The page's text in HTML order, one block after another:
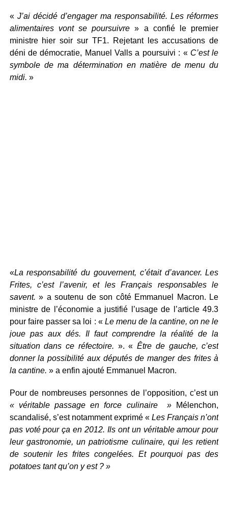
« J’ai décidé d’engager ma responsabilité. Les réformes
alimentaires vont se poursuivre» a confié le premier
ministre hier soir sur TF1. Rejetant les accusations de
déni de démocratie, Manuel Valls a poursuivi : «C’est le
symbole de ma détermination en matière de menu du
midi. »
«La responsabilité du gouvernent, c’était d’avancer. Les
Frites, c’est l’avenir, et les Français responsables le
savent.» a soutenu de son côté Emmanuel Macron. Le
ministre de l’économie a justifié l’usage de l’article 49.3
pour faire passer sa loi : «Le menu de la cantine, on ne le
joue pas aux dés. Il faut comprendre la réalité de la
situation dans ce réfectoire. ». «Être de gauche, c’est
donner la possibilité aux députés de manger des frites à
la cantine. » a enfin ajouté Emmanuel Macron.
Pour de nombreuses personnes de l’opposition, c’est un
« véritable passage en force culinaire » Mélenchon,
scandalisé, s’est notamment exprimé « Les Français n’ont
pas voté pour ça en 2012. Ils ont un véritable amour pour
leur gastronomie, un patriotisme culinaire, qui les retient
de soutenir les frites congelées. Et pourquoi pas des
potatoes tant qu’on y est ? »